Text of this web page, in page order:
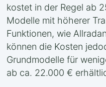
kostet in der Regel ab
Modelle mit höherer
Funktionen, wie
können die Kosten
Grundmodelle für
ab ca. 22.000 €